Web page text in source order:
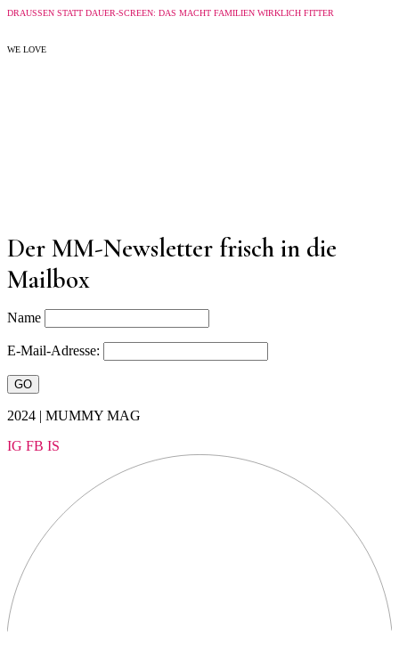
DRAUSSEN STATT DAUER-SCREEN: DAS MACHT FAMILIEN WIRKLICH FITTER
WE LOVE
Der MM-Newsletter frisch in die
Mailbox
Name
E-Mail-Adresse:
2024 | MUMMY MAG
IG FB IS